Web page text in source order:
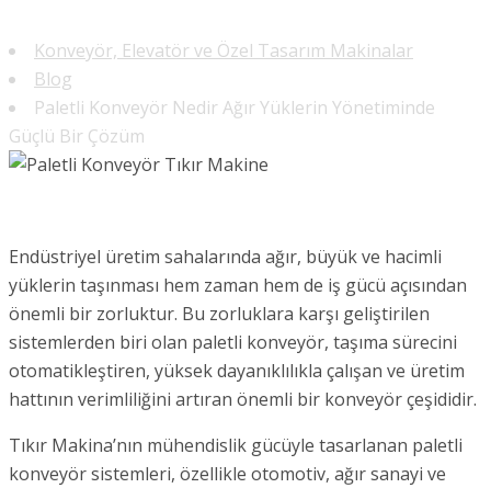
Konveyör, Elevatör ve Özel Tasarım Makinalar
Blog
Paletli Konveyör Nedir Ağır Yüklerin Yönetiminde
Güçlü Bir Çözüm
Endüstriyel üretim sahalarında ağır, büyük ve hacimli
yüklerin taşınması hem zaman hem de iş gücü açısından
önemli bir zorluktur. Bu zorluklara karşı geliştirilen
sistemlerden biri olan paletli konveyör, taşıma sürecini
otomatikleştiren, yüksek dayanıklılıkla çalışan ve üretim
hattının verimliliğini artıran önemli bir konveyör çeşididir.
Tıkır Makina’nın mühendislik gücüyle tasarlanan paletli
konveyör sistemleri, özellikle otomotiv, ağır sanayi ve